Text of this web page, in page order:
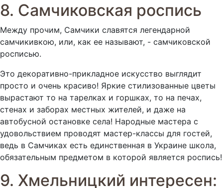
8. Самчиковская роспись
Между прочим, Самчики славятся легендарной
самчикивкою, или, как ее называют, - самчиковской
росписью.
Это декоративно-прикладное искусство выглядит
просто и очень красиво! Яркие стилизованные цветы
вырастают то на тарелках и горшках, то на печах,
стенах и заборах местных жителей, и даже на
автобусной остановке села! Народные мастера с
удовольствием проводят мастер-классы для гостей,
ведь в Самчиках есть единственная в Украине школа,
обязательным предметом в которой является роспись!
9. Хмельницкий интересен: